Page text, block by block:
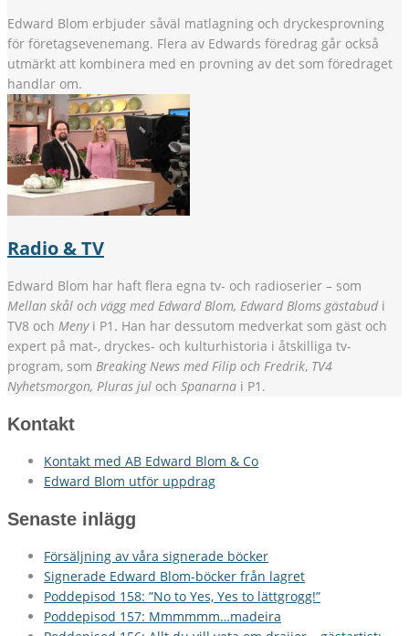
Edward Blom erbjuder såväl matlagning och dryckesprovning
för företagsevenemang. Flera av Edwards föredrag går också
utmärkt att kombinera med en provning av det som föredraget
handlar om.
Radio & TV
Edward Blom har haft flera egna tv- och radioserier – som
Mellan skål och vägg med Edward Blom, Edward Bloms gästabud i
TV8 och Menyi P1. Han har dessutom medverkat som gäst och
expert på mat-, dryckes- och kulturhistoria i åtskilliga tv-
program, som Breaking News med Filip och Fredrik, TV4
Nyhetsmorgon, Pluras jul och Spanarna i P1.
Kontakt
Kontakt med AB Edward Blom & Co
Edward Blom utför uppdrag
Senaste inlägg
Försäljning av våra signerade böcker
Signerade Edward Blom-böcker från lagret
Poddepisod 158: ”No to Yes, Yes to lättgrogg!”
Poddepisod 157: Mmmmmm…madeira